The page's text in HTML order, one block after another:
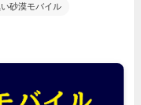
砂漠モバイル